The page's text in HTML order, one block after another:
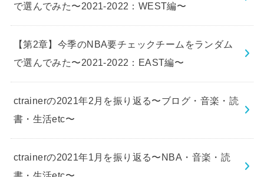
で選んでみた〜2021-2022：WEST編〜
【第2章】今季のNBA要チェックチームをランダム
で選んでみた〜2021-2022：EAST編〜
ctrainerの2021年2月を振り返る〜ブログ・音楽・読
書・生活etc〜
ctrainerの2021年1月を振り返る〜NBA・音楽・読